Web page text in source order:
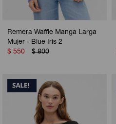
Remera Waffle Manga Larga
Mujer - Blue Iris 2
$ 550 $ 800